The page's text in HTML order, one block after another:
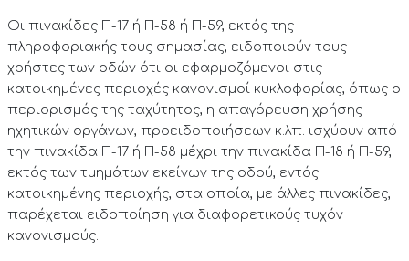
Οι πινακίδες Π-17 ή Π-58 ή Π-59, εκτός της
πληροφοριακής τους σημασίας, ειδοποιούν τους
χρήστες των οδών ότι οι εφαρμοζόμενοι στις
κατοικημένες περιοχές κανονισμοί κυκλοφορίας, όπως ο
περιορισμός της ταχύτητος, η απαγόρευση χρήσης
ηχητικών οργάνων, προειδοποιήσεων κ.λπ. ισχύουν από
την πινακίδα Π-17 ή Π-58 μέχρι την πινακίδα Π-18 ή Π-59,
εκτός των τμημάτων εκείνων της οδού, εντός
κατοικημένης περιοχής, στα οποία, με άλλες πινακίδες,
παρέχεται ειδοποίηση για διαφορετικούς τυχόν
κανονισμούς.